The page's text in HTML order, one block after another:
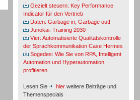
Gezielt steuern: Key Performance
Indicator für den Vertrieb
Daten: Garbage in, Garbage out!
Junokai: Training 2030
Vier: Automatisierte Qualitätskontrolle
der Sprachkommunikation Case Hermes
Sogedes: Wie Sie von RPA, Intelligent
Automation und Hyperautomation
profitieren
Lesen Sie hier weitere Beiträge und
Themenspecials